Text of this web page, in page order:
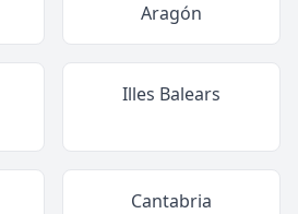
Aragón
Illes Balears
Cantabria